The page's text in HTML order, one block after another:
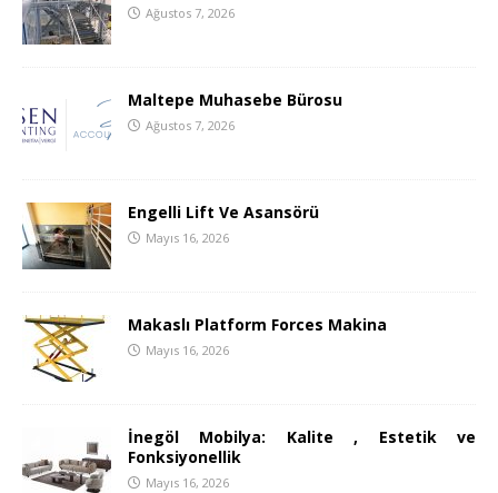
Ağustos 7, 2026
Maltepe Muhasebe Bürosu
Ağustos 7, 2026
Engelli Lift Ve Asansörü
Mayıs 16, 2026
Makaslı Platform Forces Makina
Mayıs 16, 2026
İnegöl Mobilya: Kalite , Estetik ve
Fonksiyonellik
Mayıs 16, 2026